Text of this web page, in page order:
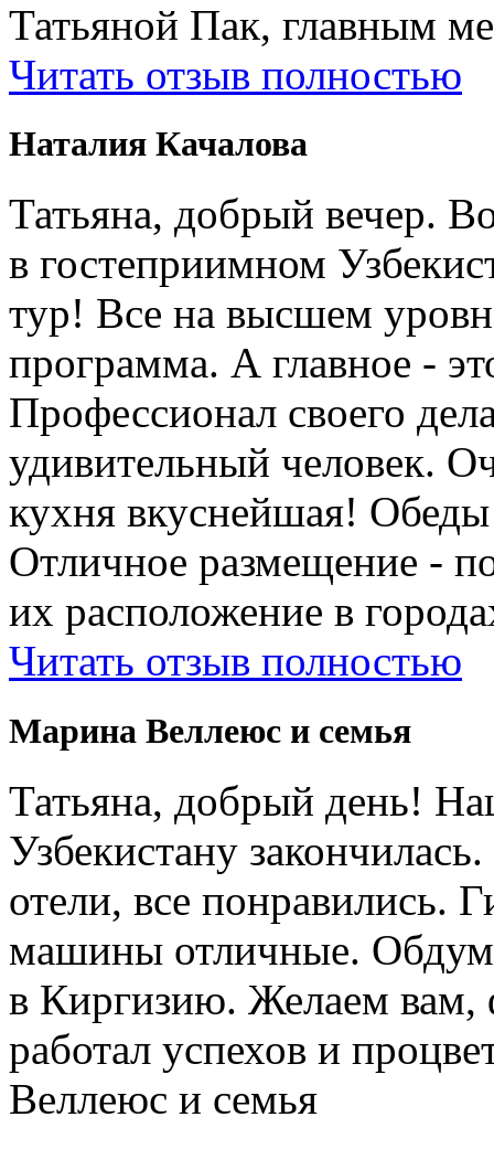
Татьяной Пак, главным
Читать отзыв полностью
Наталия Качалова
Татьяна, добрый вечер.
в гостеприимном
тур! Все на высшем
программа. А главное -
Профессионал своего
удивительный человек.
кухня вкуснейшая!
Отличное размещение -
их расположение в
Читать отзыв полностью
Марина Веллеюс и семья
Татьяна, добрый день!
Узбекистану
отели, все понравились.
машины отличные.
в Киргизию. Желаем вам,
работал успехов и
Веллеюс и семья